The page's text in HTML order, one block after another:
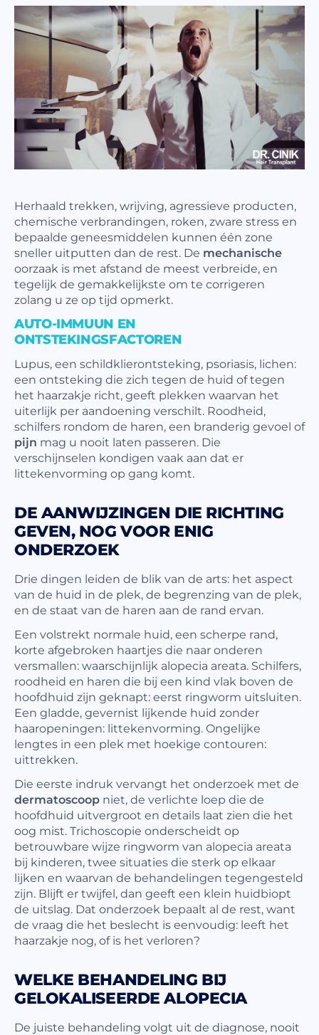
Herhaald trekken, wrijving, agressieve producten,
chemische verbrandingen, roken, zware stress en
bepaalde geneesmiddelen kunnen één zone
sneller uitputten dan de rest. De mechanische
oorzaak is met afstand de meest verbreide, en
tegelijk de gemakkelijkste om te corrigeren
zolang u ze op tijd opmerkt.
AUTO-IMMUUN EN
ONTSTEKINGSFACTOREN
Lupus, een schildklierontsteking, psoriasis, lichen:
een ontsteking die zich tegen de huid of tegen
het haarzakje richt, geeft plekken waarvan het
uiterlijk per aandoening verschilt. Roodheid,
schilfers rondom de haren, een branderig gevoel of
pijn mag u nooit laten passeren. Die
verschijnselen kondigen vaak aan dat er
littekenvorming op gang komt.
DE AANWIJZINGEN DIE RICHTING
GEVEN, NOG VOOR ENIG
ONDERZOEK
Drie dingen leiden de blik van de arts: het aspect
van de huid in de plek, de begrenzing van de plek,
en de staat van de haren aan de rand ervan.
Een volstrekt normale huid, een scherpe rand,
korte afgebroken haartjes die naar onderen
versmallen: waarschijnlijk alopecia areata. Schilfers,
roodheid en haren die bij een kind vlak boven de
hoofdhuid zijn geknapt: eerst ringworm uitsluiten.
Een gladde, gevernist lijkende huid zonder
haaropeningen: littekenvorming. Ongelijke
lengtes in een plek met hoekige contouren:
uittrekken.
Die eerste indruk vervangt het onderzoek met de
dermatoscoop niet, de verlichte loep die de
hoofdhuid uitvergroot en details laat zien die het
oog mist. Trichoscopie onderscheidt op
betrouwbare wijze ringworm van alopecia areata
bij kinderen, twee situaties die sterk op elkaar
lijken en waarvan de behandelingen tegengesteld
zijn. Blijft er twijfel, dan geeft een klein huidbiopt
de uitslag. Dat onderzoek bepaalt al de rest, want
de vraag die het beslecht is eenvoudig: leeft het
haarzakje nog, of is het verloren?
WELKE BEHANDELING BIJ
GELOKALISEERDE ALOPECIA
De juiste behandeling volgt uit de diagnose, nooit